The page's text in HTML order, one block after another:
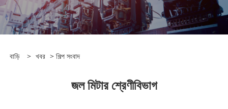
বাড়ি > খবর > শিল্প সংবাদ
জল মিটার শ্রেণীবিভাগ